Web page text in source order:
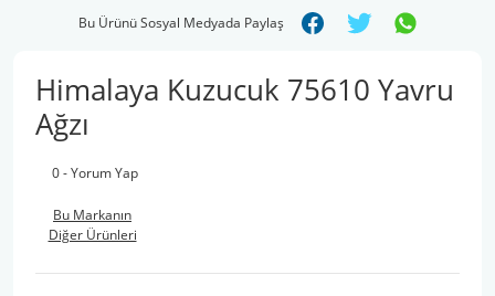
Bu Ürünü Sosyal Medyada Paylaş
Himalaya Kuzucuk 75610 Yavru
Ağzı
0 - Yorum Yap
Bu Markanın
Diğer Ürünleri